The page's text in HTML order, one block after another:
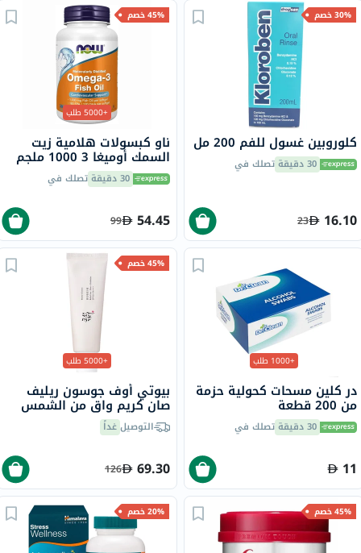
30% خصم
كلوروبين غسول للفم 200 مل
30 دقيقة تصلك في
16.10
23
45% خصم
+5000 طلب
ناو كبسولات هلامية زيت
السمك أوميغا 3 1000 ملجم
180 EPA / 120 DHA حزمة من
100 30 دقيقة تصلك في
54.45
99
+1000 طلب
در كلين مسحات كحولية حزمة
من 200 قطعة
30 دقيقة تصلك في
11
45% خصم
+5000 طلب
بيوتي أوف جوسون ريليف
صان كريم واقٍ من الشمس
عضوي بلأرز والبروبيوتيك
التوصيلغداً
69.30
126
45% خصم 20% خصم